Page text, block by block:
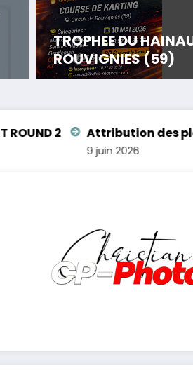
TROPHEE
Lire la suite
TROPHEE DU
ROUVIGNIES (59)
Attribution des places aux